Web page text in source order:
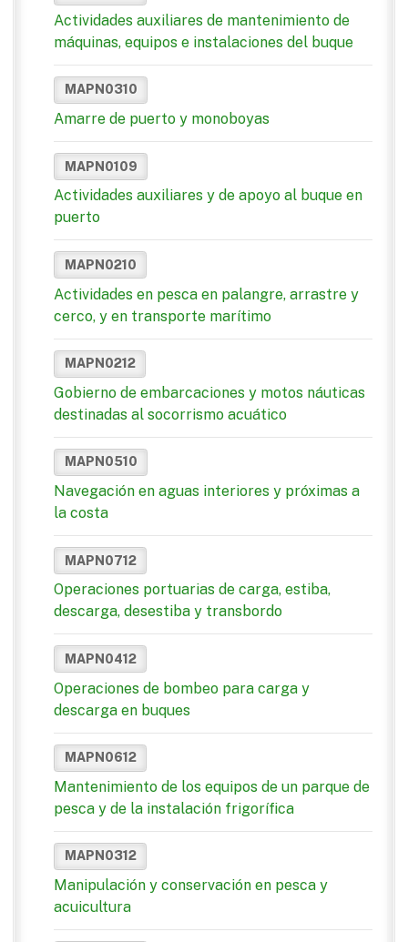
Actividades auxiliares de mantenimiento de
máquinas, equipos e instalaciones del buque
MAPN0310
Amarre de puerto y monoboyas
MAPN0109
Actividades auxiliares y de apoyo al buque en
puerto
MAPN0210
Actividades en pesca en palangre, arrastre y
cerco, y en transporte marítimo
MAPN0212
Gobierno de embarcaciones y motos náuticas
destinadas al socorrismo acuático
MAPN0510
Navegación en aguas interiores y próximas a
la costa
MAPN0712
Operaciones portuarias de carga, estiba,
descarga, desestiba y transbordo
MAPN0412
Operaciones de bombeo para carga y
descarga en buques
MAPN0612
Mantenimiento de los equipos de un parque de
pesca y de la instalación frigorífica
MAPN0312
Manipulación y conservación en pesca y
acuicultura